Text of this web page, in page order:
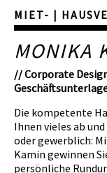
MIET- |
MONIKA
// Corporate
Die kompetente
Ihnen vieles ab
oder gewerblich:
Kamin gewinnen
persönliche